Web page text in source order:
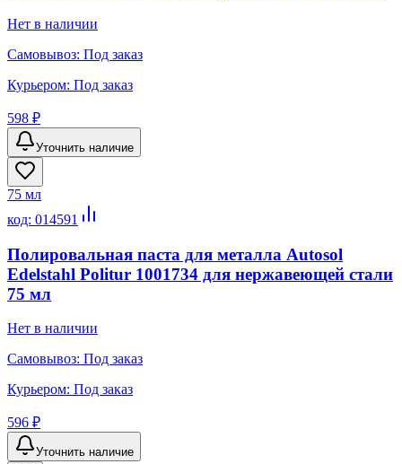
Нет в наличии
Самовывоз: Под заказ
Курьером: Под заказ
598 ₽
Уточнить наличие
75 мл
код: 014591
Полировальная паста для металла Autosol
Edelstahl Politur 1001734 для нержавеющей стали
75 мл
Нет в наличии
Самовывоз: Под заказ
Курьером: Под заказ
596 ₽
Уточнить наличие